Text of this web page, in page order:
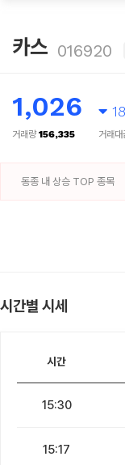
카스 016920
1,026 18
거래량156,335 거래
동종 내 상승 TOP 종목